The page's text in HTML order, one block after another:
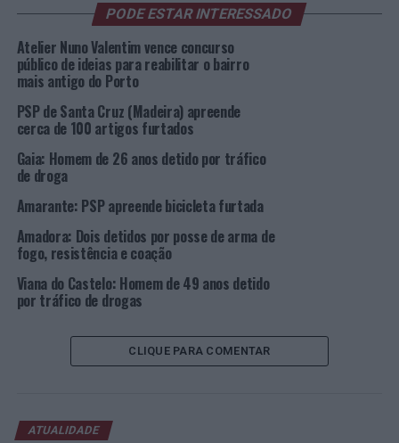
Autoridades Judiciárias.
Foto: DR.
PORTO
PSP
Lisboa: Detido por furto qualificado em estabelecimento
comercial
NÃO PERCA
Porto e Gaia: Duas detenções por tráfico de droga
PODE ESTAR INTERESSADO
Atelier Nuno Valentim vence concurso
público de ideias para reabilitar o bairro
mais antigo do Porto
PSP de Santa Cruz (Madeira) apreende
cerca de 100 artigos furtados
Gaia: Homem de 26 anos detido por tráfico
de droga
Amarante: PSP apreende bicicleta furtada
Amadora: Dois detidos por posse de arma de
fogo, resistência e coação
Viana do Castelo: Homem de 49 anos detido
por tráfico de drogas
CLIQUE PARA COMENTAR
ATUALIDADE